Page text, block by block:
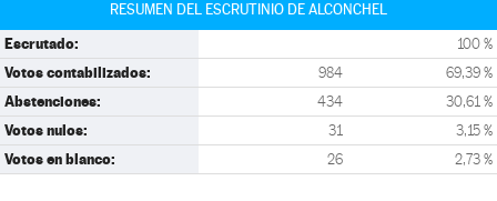
RESUMEN DEL ESCRUTINIO DE ALCONCHEL
Escrutado: 100 %
Votos contabilizados: 984 69,39 %
Abstenciones: 434 30,61 %
Votos nulos: 31 3,15 %
Votos en blanco: 26 2,73 %